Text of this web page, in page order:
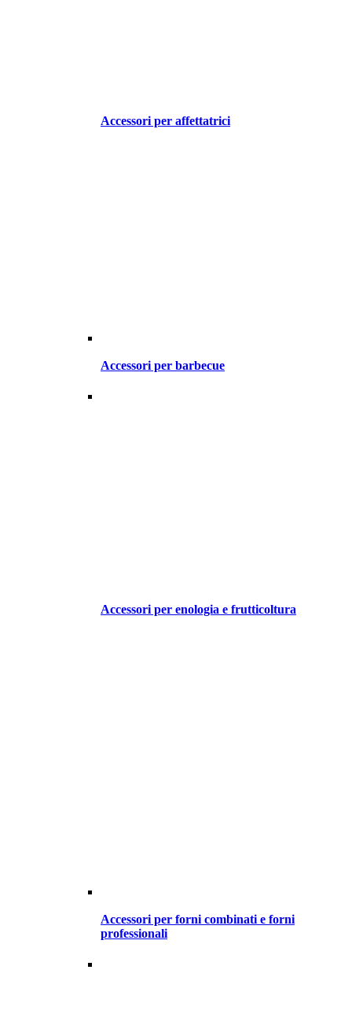
Accessori per affettatrici
Accessori per barbecue
Accessori per enologia e frutticoltura
Accessori per forni combinati e forni
professionali